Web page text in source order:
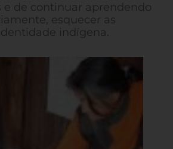
e de continuar aprendendo
esquecer as
indígena.